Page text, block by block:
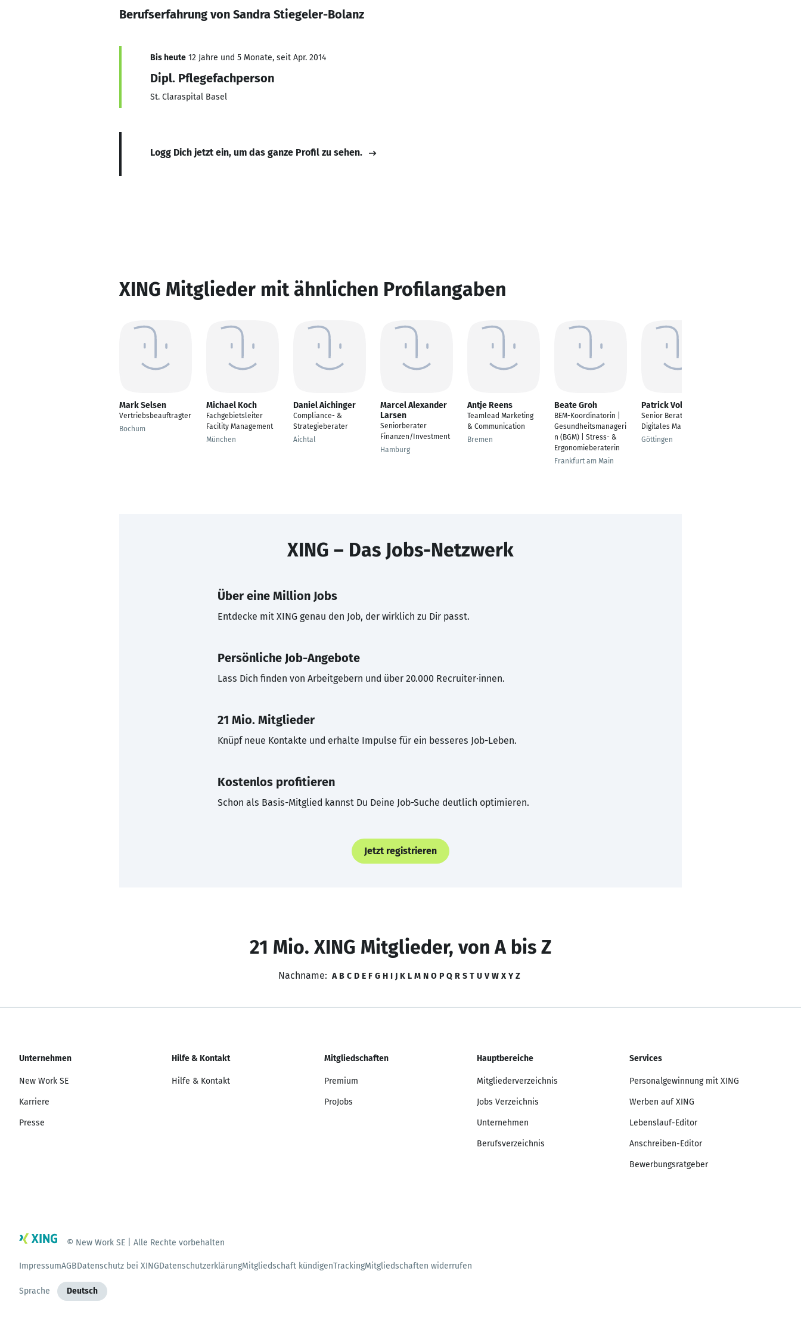
Berufserfahrung von Sandra Stiegeler-Bolanz
Bis heute 12 Jahre und 5 Monate, seit Apr. 2014
Dipl. Pflegefachperson
St. Claraspital Basel
Logg Dich jetzt ein, um das ganze Profil zu sehen.
XING Mitglieder mit ähnlichen Profilangaben
Mark Selsen
Vertriebsbeauftragter
Bochum
Michael Koch
Fachgebietsleiter
Facility Management
München
Daniel Aichinger
Compliance- &
Strategieberater
Aichtal
Marcel Alexander
Larsen
Seniorberater
Finanzen/Investment
Hamburg
Antje Reens
Teamlead Marketing
& Communication
Bremen
Beate Groh
BEM-Koordinatorin |
Gesundheitsmanageri
n (BGM) | Stress- &
Ergonomieberaterin
Frankfurt am Main
Patrick Voll
Senior Berater
Digitales Marketing
Göttingen
XING – Das Jobs-Netzwerk
Über eine Million Jobs
Entdecke mit XING genau den Job, der wirklich zu Dir passt.
Persönliche Job-Angebote
Lass Dich finden von Arbeitgebern und über 20.000 Recruiter·innen.
21 Mio. Mitglieder
Knüpf neue Kontakte und erhalte Impulse für ein besseres Job-Leben.
Kostenlos profitieren
Schon als Basis-Mitglied kannst Du Deine Job-Suche deutlich optimieren.
Jetzt registrieren
21 Mio. XING Mitglieder, von A bis Z
Nachname: A B C D E F G H I J K L M N O P Q R S T U V W X Y Z
Unternehmen
New Work SE
Karriere
Presse
Hilfe & Kontakt
Hilfe & Kontakt
Mitgliedschaften
Premium
ProJobs
Hauptbereiche
Mitgliederverzeichnis
Jobs Verzeichnis
Unternehmen
Berufsverzeichnis
Services
Personalgewinnung mit XING
Werben auf XING
Lebenslauf-Editor
Anschreiben-Editor
Bewerbungsratgeber
© New Work SE | Alle Rechte vorbehalten
ImpressumAGBDatenschutz bei XINGDatenschutzerklärungMitgliedschaft kündigenTrackingMitgliedschaften widerrufen
Sprache Deutsch